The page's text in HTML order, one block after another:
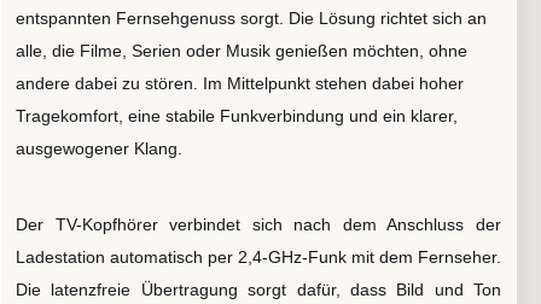
entspannten Fernsehgenuss sorgt. Die Lösung richtet sich an
alle, die Filme, Serien oder Musik genießen möchten, ohne
andere dabei zu stören. Im Mittelpunkt stehen dabei hoher
Tragekomfort, eine stabile Funkverbindung und ein klarer,
ausgewogener Klang.
Der TV-Kopfhörer verbindet sich nach dem Anschluss der
Ladestation automatisch per 2,4-GHz-Funk mit dem Fernseher.
Die latenzfreie Übertragung sorgt dafür, dass Bild und Ton